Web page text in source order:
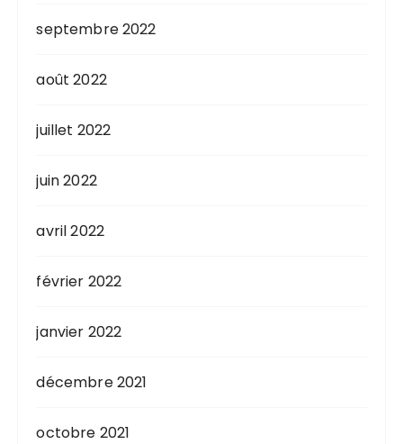
septembre 2022
août 2022
juillet 2022
juin 2022
avril 2022
février 2022
janvier 2022
décembre 2021
octobre 2021